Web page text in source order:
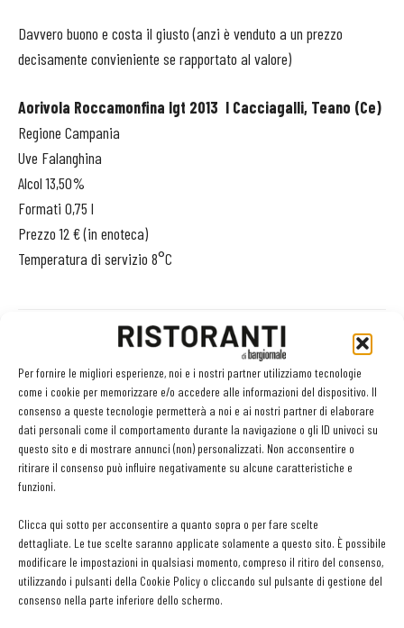
Per fornire le migliori esperienze, noi e i nostri partner utilizziamo tecnologie
come i cookie per memorizzare e/o accedere alle informazioni del dispositivo. Il
consenso a queste tecnologie permetterà a noi e ai nostri partner di elaborare
dati personali come il comportamento durante la navigazione o gli ID univoci su
questo sito e di mostrare annunci (non) personalizzati. Non acconsentire o
ritirare il consenso può influire negativamente su alcune caratteristiche e
funzioni.
Clicca qui sotto per acconsentire a quanto sopra o per fare scelte
dettagliate. Le tue scelte saranno applicate solamente a questo sito. È possibile
modificare le impostazioni in qualsiasi momento, compreso il ritiro del consenso,
utilizzando i pulsanti della Cookie Policy o cliccando sul pulsante di gestione del
consenso nella parte inferiore dello schermo.
Davvero buono e costa il giusto (anzi è venduto a un prezzo
decisamente convieniente se rapportato al valore)
Aorivola Roccamonfina Igt 2013 I Cacciagalli, Teano (Ce)
Regione Campania
Uve Falanghina
Alcol 13,50%
Formati 0,75 l
Prezzo 12 € (in enoteca)
Temperatura di servizio 8°C
Facebook Twitter
LEGGI ANCHE
debole pesano sulle denominazioni europee
Bisol1542 Brut, Valdobbiadene Prosecco Superiore